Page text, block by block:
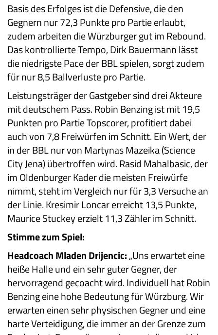
Basis des Erfolges ist die Defensive, die den
Gegnern nur 72,3 Punkte pro Partie erlaubt,
zudem arbeiten die Würzburger gut im Rebound.
Das kontrollierte Tempo, Dirk Bauermann lässt
die niedrigste Pace der BBL spielen, sorgt zudem
für nur 8,5 Ballverluste pro Partie.
Leistungsträger der Gastgeber sind drei Akteure
mit deutschem Pass. Robin Benzing ist mit 19,5
Punkten pro Partie Topscorer, profitiert dabei
auch von 7,8 Freiwürfen im Schnitt. Ein Wert, der
in der BBL nur von Martynas Mazeika (Science
City Jena) übertroffen wird. Rasid Mahalbasic, der
im Oldenburger Kader die meisten Freiwürfe
nimmt, steht im Vergleich nur für 3,3 Versuche an
der Linie. Kresimir Loncar erreicht 13,5 Punkte,
Maurice Stuckey erzielt 11,3 Zähler im Schnitt.
Stimme zum Spiel:
Headcoach Mladen Drijencic:„Uns erwartet eine
heiße Halle und ein sehr guter Gegner, der
hervorragend gecoacht wird. Individuell hat Robin
Benzing eine hohe Bedeutung für Würzburg. Wir
erwarten einen sehr physischen Gegner und eine
harte Verteidigung, die immer an der Grenze zum